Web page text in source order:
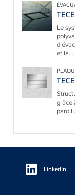
Le
et la...
grâce
Floating
Sidebar LinkedIn